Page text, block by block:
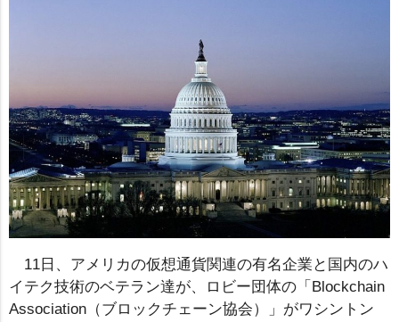
11日、アメリカの仮想通貨関連の有名企業と国内のハ
イテク技術のベテラン達が、ロビー団体の「Blockchain
Association（ブロックチェーン協会）」がワシントン